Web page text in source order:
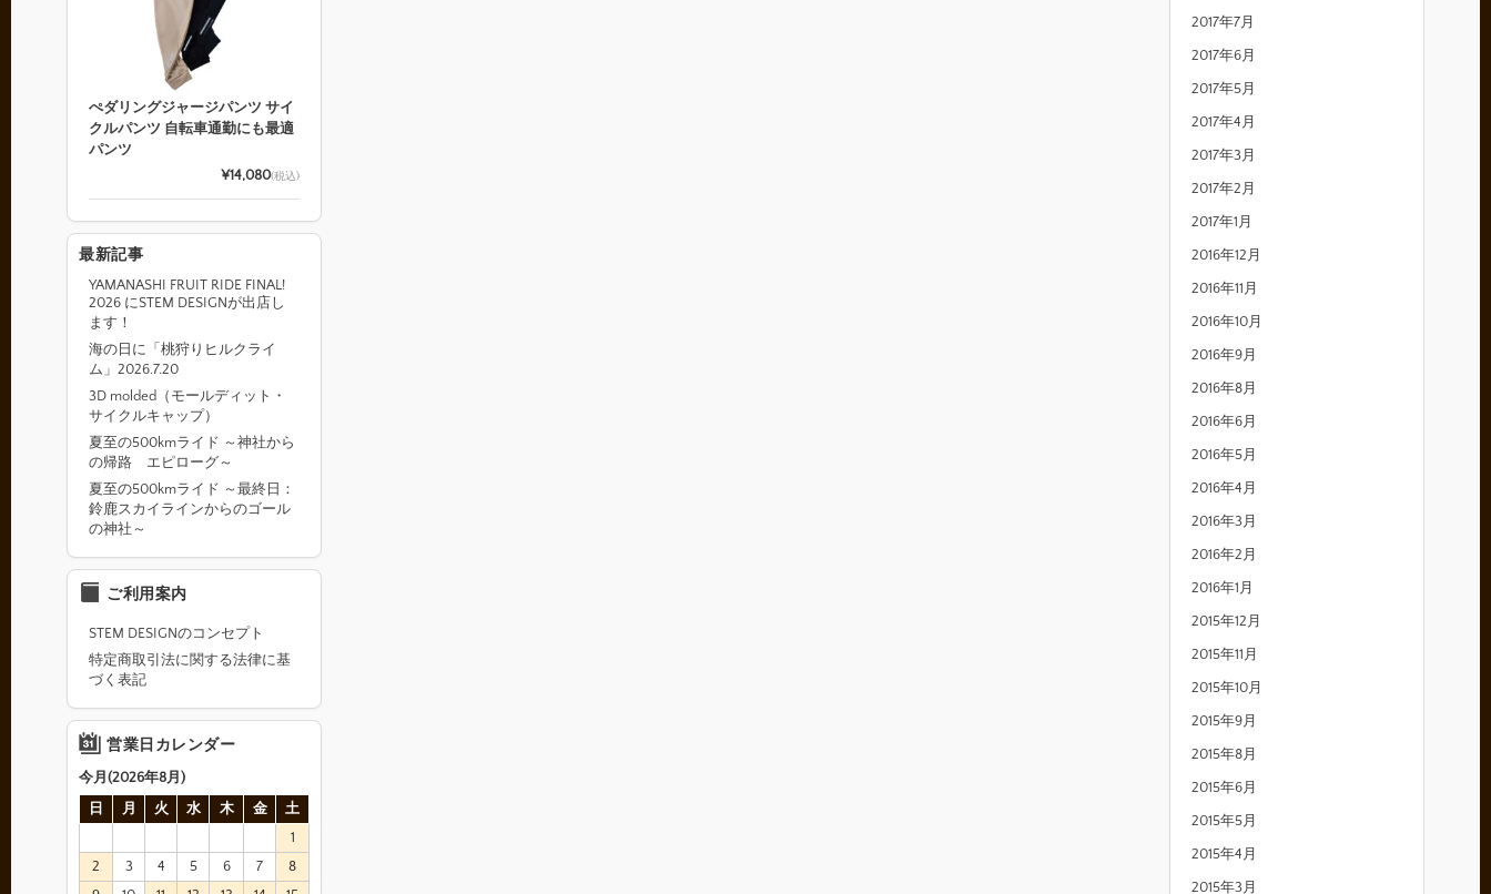
2017年7月
2017年6月
2017年5月
2017年4月
2017年3月
2017年2月
2017年1月
2016年12月
2016年11月
2016年10月
2016年9月
2016年8月
2016年6月
2016年5月
2016年4月
2016年3月
2016年2月
2016年1月
2015年12月
2015年11月
2015年10月
2015年9月
2015年8月
2015年6月
2015年5月
2015年4月
2015年3月
ぺダリングジャージパンツ サイ
クルパンツ 自転車通勤にも最適
パンツ
¥14,080(税込)
最新記事
YAMANASHI FRUIT RIDE FINAL!
2026 にSTEM DESIGNが出店し
ます！
海の日に「桃狩りヒルクライ
ム」2026.7.20
3D molded（モールディット・
サイクルキャップ）
夏至の500kmライド ～神社から
の帰路 エピローグ～
夏至の500kmライド ～最終日：
鈴鹿スカイラインからのゴール
の神社～
ご利用案内
STEM DESIGNのコンセプト
特定商取引法に関する法律に基
づく表記
営業日カレンダー
今月(2026年8月)
日
月 火 水 木 金
土
1
2
3 4 5 6 7
8